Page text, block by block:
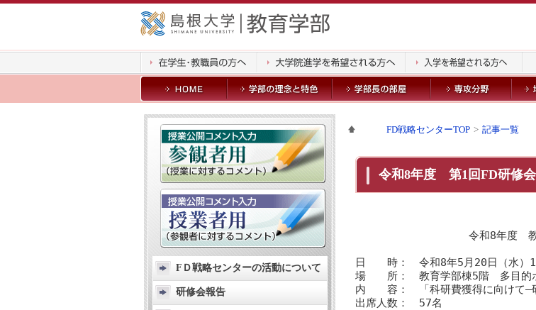
FＤ戦略センターの活動について
研修会報告
FD戦略センターTOP 記事一覧
令和8年度 第1回FD研修
令和8年度
日 時： 令和8年5月20日（水）
場 所： 教育学部棟5階 多目的ホ
内 容： 「科研費獲得に向けて―研
出席人数： 57名